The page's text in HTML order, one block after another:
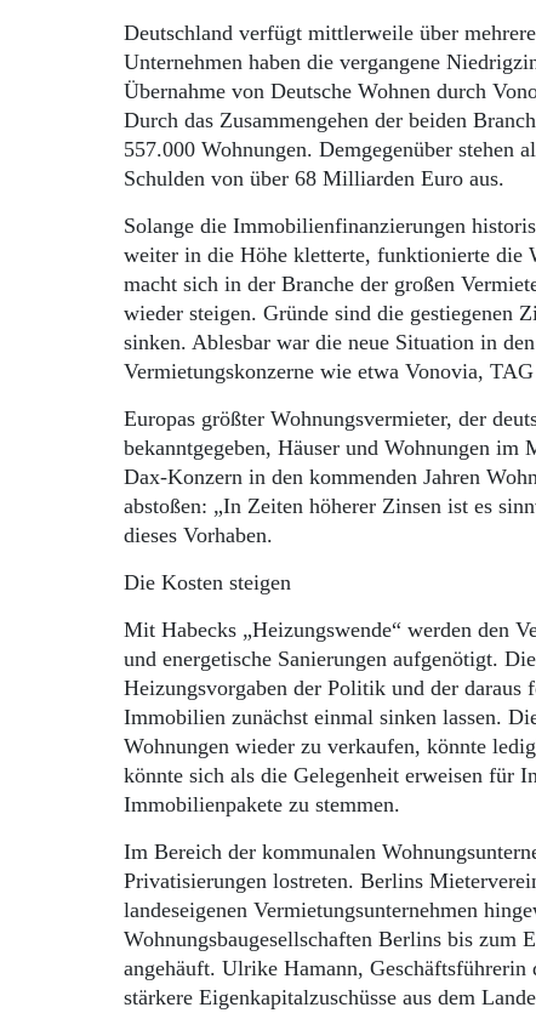
Deutschland verfügt mittlerweile über
Unternehmen haben die vergangene
Übernahme von Deutsche Wohnen durch
Durch das Zusammengehen der beiden
557.000 Wohnungen. Demgegenüber stehen
Schulden von über 68 Milliarden Euro aus.
Solange die Immobilienfinanzierungen
weiter in die Höhe kletterte, funktionierte die
macht sich in der Branche der großen
wieder steigen. Gründe sind die gestiegenen
sinken. Ablesbar war die neue Situation in
Vermietungskonzerne wie etwa Vonovia,
Europas größter Wohnungsvermieter, der
bekanntgegeben, Häuser und Wohnungen
Dax-Konzern in den kommenden Jahren
abstoßen: „In Zeiten höherer Zinsen ist es
dieses Vorhaben.
Die Kosten steigen
Mit Habecks „Heizungswende“ werden den
und energetische Sanierungen aufgenötigt.
Heizungsvorgaben der Politik und der daraus
Immobilien zunächst einmal sinken lassen.
Wohnungen wieder zu verkaufen, könnte
könnte sich als die Gelegenheit erweisen für
Immobilienpakete zu stemmen.
Im Bereich der kommunalen
Privatisierungen lostreten. Berlins
landeseigenen Vermietungsunternehmen
Wohnungsbaugesellschaften Berlins bis zum
angehäuft. Ulrike Hamann,
stärkere Eigenkapitalzuschüsse aus dem